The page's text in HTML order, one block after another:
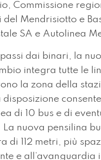
Commissione
Mendrisiotto e
SA e Autolinea
dai binari, la
integra tutte le
la zona della
disposizione
di 10 bus e di
La nuova pensilina
di 112 metri, più
e all’avanguardia